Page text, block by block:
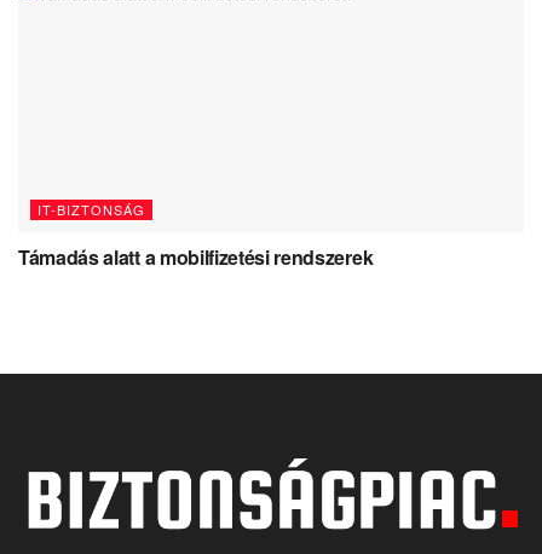
IT-BIZTONSÁG
Támadás alatt a mobilfizetési rendszerek